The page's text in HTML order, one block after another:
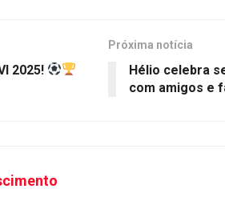
2025!
Próxima notícia
Hélio celebra
com amigos e